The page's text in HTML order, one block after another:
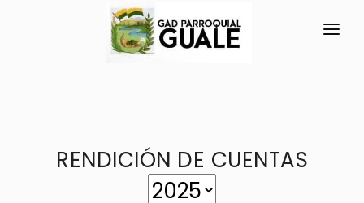
RESEÑA HISTÓRICA
RENDICIÓN DE CUENTAS